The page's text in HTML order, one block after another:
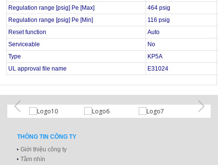
Regulation range [psig] Pe [Max]
464 psig
Regulation range [psig] Pe [Min]
116 psig
Reset function
Auto
Serviceable
No
Type
KP5A
UL approval file name
E31024
THÔNG TIN CÔNG TY
Giới thiệu công ty
Tầm nhìn